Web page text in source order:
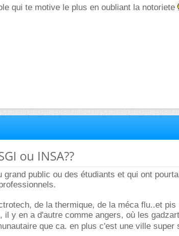
qui te motive le plus en oubliant la notoriete
ou INSA??
public ou des étudiants et qui ont
de la thermique, de la méca flu..et pis
il y en a d'autre comme angers, où les
que ca. en plus c'est une ville